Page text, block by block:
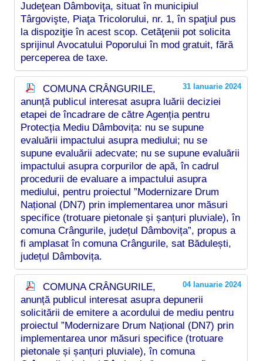
Judeţean Dâmboviţa, situat în municipiul
Târgovişte, Piaţa Tricolorului, nr. 1, în spaţiul pus
la dispoziţie în acest scop. Cetăţenii pot solicita
sprijinul Avocatului Poporului în mod gratuit, fără
perceperea de taxe.
31 Ianuarie 2024
COMUNA CRÂNGURILE,
anunță publicul interesat asupra luării deciziei
etapei de încadrare de către Agenția pentru
Protecția Mediu Dâmbovița: nu se supune
evaluării impactului asupra mediului; nu se
supune evaluării adecvate; nu se supune evaluării
impactului asupra corpurilor de apă, în cadrul
procedurii de evaluare a impactului asupra
mediului, pentru proiectul ”Modernizare Drum
Național (DN7) prin implementarea unor măsuri
specifice (trotuare pietonale și șanțuri pluviale), în
comuna Crângurile, județul Dâmbovița”, propus a
fi amplasat în comuna Crângurile, sat Bădulești,
județul Dâmbovița.
04 Ianuarie 2024
COMUNA CRÂNGURILE,
anunță publicul interesat asupra depunerii
solicitării de emitere a acordului de mediu pentru
proiectul ”Modernizare Drum Național (DN7) prin
implementarea unor măsuri specifice (trotuare
pietonale și șanțuri pluviale), în comuna